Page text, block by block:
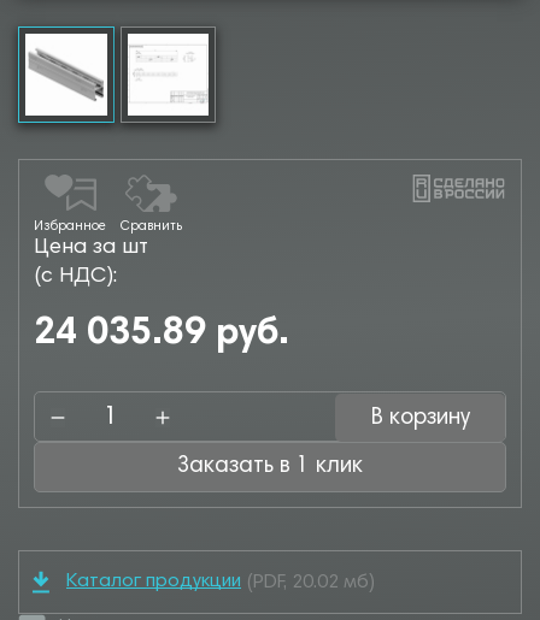
Избранное Сравнить
Цена за шт
(с НДС):
24 035.89 руб.
В корзину
Заказать в 1 клик
Каталог продукции (PDF, 20.02 мб)